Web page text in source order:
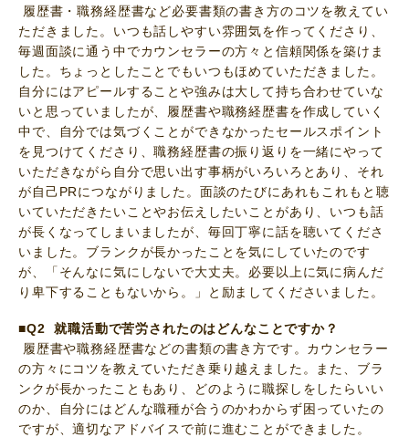
履歴書・職務経歴書など必要書類の書き方のコツを教えてい
ただきました。いつも話しやすい雰囲気を作ってくださり、
毎週面談に通う中でカウンセラーの方々と信頼関係を築けま
した。ちょっとしたことでもいつもほめていただきました。
自分にはアピールすることや強みは大して持ち合わせていな
いと思っていましたが、履歴書や職務経歴書を作成していく
中で、自分では気づくことができなかったセールスポイント
を見つけてくださり、職務経歴書の振り返りを一緒にやって
いただきながら自分で思い出す事柄がいろいろとあり、それ
が自己PRにつながりました。面談のたびにあれもこれもと聴
いていただきたいことやお伝えしたいことがあり、いつも話
が長くなってしまいましたが、毎回丁寧に話を聴いてくださ
いました。ブランクが長かったことを気にしていたのです
が、「そんなに気にしないで大丈夫。必要以上に気に病んだ
り卑下することもないから。」と励ましてくださいました。
■Q2 就職活動で苦労されたのはどんなことですか？
履歴書や職務経歴書などの書類の書き方です。カウンセラー
の方々にコツを教えていただき乗り越えました。また、ブラ
ンクが長かったこともあり、どのように職探しをしたらいい
のか、自分にはどんな職種が合うのかわからず困っていたの
ですが、適切なアドバイスで前に進むことができました。